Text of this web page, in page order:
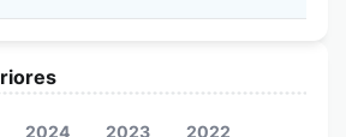
2024 2023
2022